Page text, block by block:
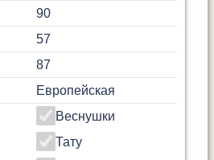
90
57
87
Европейская
Веснушки
Тату